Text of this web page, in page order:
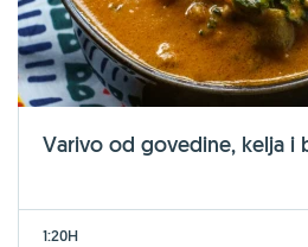
Varivo od govedine, kelja i
1:20H